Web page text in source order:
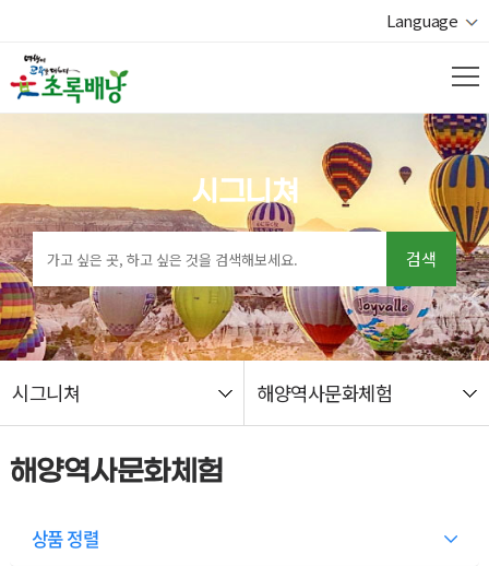
Language
열기
시그니쳐
검색
시그니쳐 해양역사문화체험
해양역사문화체험
상품 정렬